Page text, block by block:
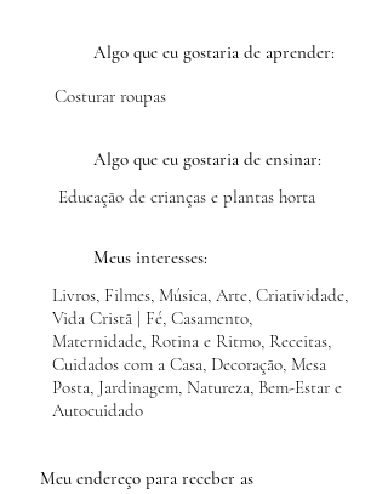
Algo que eu gostaria de aprender:
Costurar roupas
Algo que eu gostaria de ensinar:
Educação de crianças e plantas horta
Meus interesses:
Livros, Filmes, Música, Arte, Criatividade,
Vida Cristã | Fé, Casamento,
Maternidade, Rotina e Ritmo, Receitas,
Cuidados com a Casa, Decoração, Mesa
Posta, Jardinagem, Natureza, Bem-Estar e
Autocuidado
Meu endereço para receber as